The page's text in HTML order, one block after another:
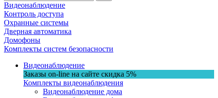
Видеонаблюдение
Контроль доступа
Охранные системы
Дверная автоматика
Домофоны
Комплекты систем безопасности
Видеонаблюдение
Заказы on-line на сaйте скидка 5%
Комплекты видеонаблюдения
Видеонаблюдение дома